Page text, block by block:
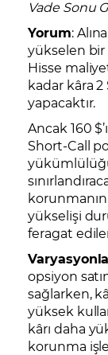
Vade Sonu
Yorum:
yükselen bir
Hisse
kadar kâra 2
yapacaktır.
Ancak 160
Short-Call
korunmanın
yükselişi
feragat
opsiyon
sağlarken,
yüksek
kârı daha
korunma